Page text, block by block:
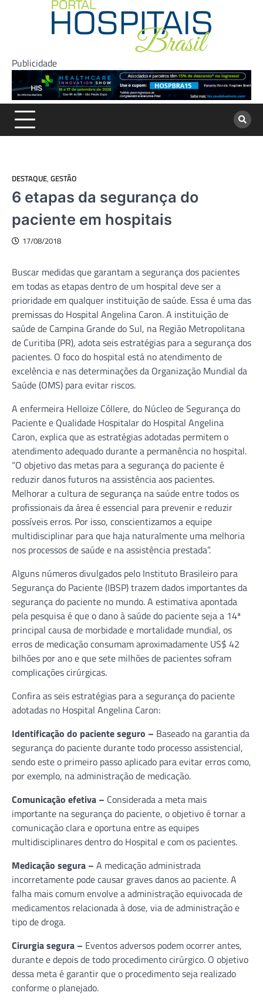
Publicidade
DESTAQUE, GESTÃO
6 etapas da segurança do
paciente em hospitais
17/08/2018
Buscar medidas que garantam a segurança dos pacientes
em todas as etapas dentro de um hospital deve ser a
prioridade em qualquer instituição de saúde. Essa é uma das
premissas do Hospital Angelina Caron. A instituição de
saúde de Campina Grande do Sul, na Região Metropolitana
de Curitiba (PR), adota seis estratégias para a segurança dos
pacientes. O foco do hospital está no atendimento de
excelência e nas determinações da Organização Mundial da
Saúde (OMS) para evitar riscos.
A enfermeira Helloize Cóllere, do Núcleo de Segurança do
Paciente e Qualidade Hospitalar do Hospital Angelina
Caron, explica que as estratégias adotadas permitem o
atendimento adequado durante a permanência no hospital.
“O objetivo das metas para a segurança do paciente é
reduzir danos futuros na assistência aos pacientes.
Melhorar a cultura de segurança na saúde entre todos os
profissionais da área é essencial para prevenir e reduzir
possíveis erros. Por isso, conscientizamos a equipe
multidisciplinar para que haja naturalmente uma melhoria
nos processos de saúde e na assistência prestada”.
Alguns números divulgados pelo Instituto Brasileiro para
Segurança do Paciente (IBSP) trazem dados importantes da
segurança do paciente no mundo. A estimativa apontada
pela pesquisa é que o dano à saúde do paciente seja a 14ª
principal causa de morbidade e mortalidade mundial, os
erros de medicação consumam aproximadamente US$ 42
bilhões por ano e que sete milhões de pacientes sofram
complicações cirúrgicas.
Confira as seis estratégias para a segurança do paciente
adotadas no Hospital Angelina Caron:
Identificação do paciente seguro – Baseado na garantia da
segurança do paciente durante todo processo assistencial,
sendo este o primeiro passo aplicado para evitar erros como,
por exemplo, na administração de medicação.
Comunicação efetiva – Considerada a meta mais
importante na segurança do paciente, o objetivo é tornar a
comunicação clara e oportuna entre as equipes
multidisciplinares dentro do Hospital e com os pacientes.
Medicação segura – A medicação administrada
incorretamente pode causar graves danos ao paciente. A
falha mais comum envolve a administração equivocada de
medicamentos relacionada à dose, via de administração e
tipo de droga.
Cirurgia segura – Eventos adversos podem ocorrer antes,
durante e depois de todo procedimento cirúrgico. O objetivo
dessa meta é garantir que o procedimento seja realizado
conforme o planejado.